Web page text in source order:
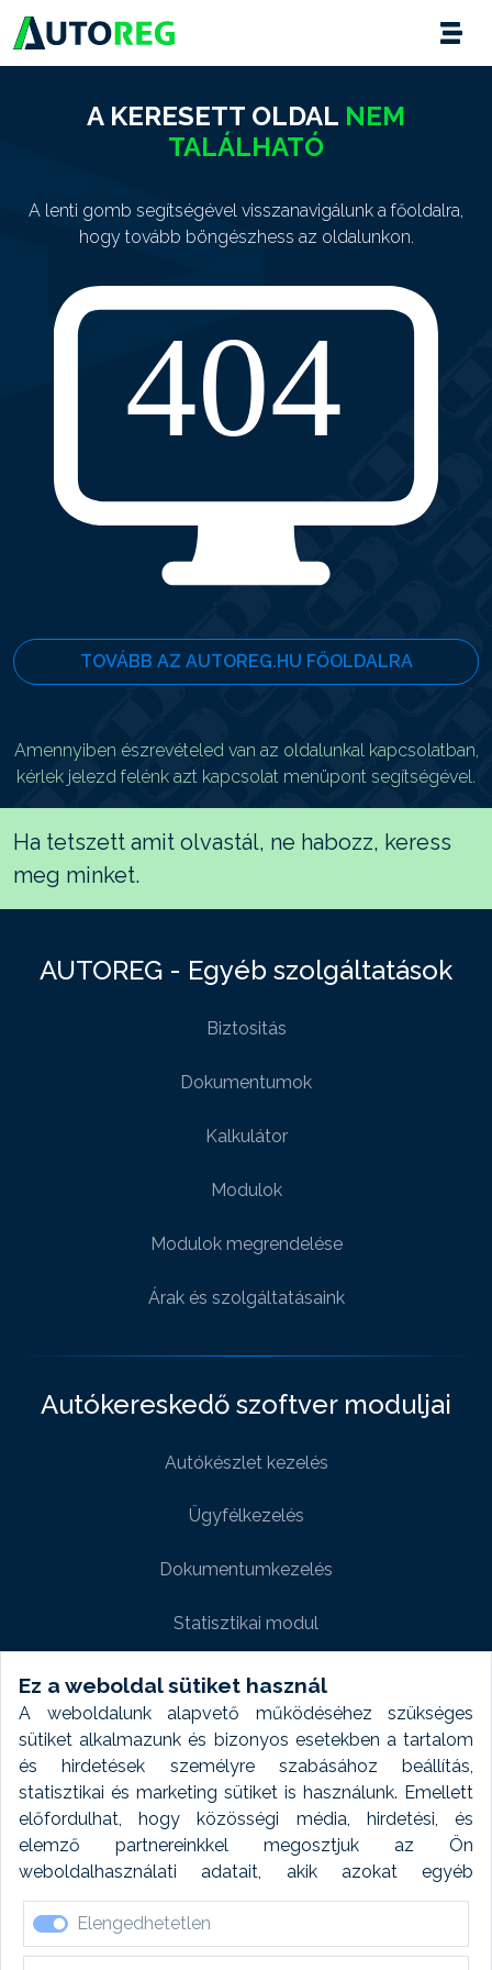
Ez a weboldal sütiket használ
A weboldalunk alapvető működéséhez szükséges
sütiket alkalmazunk és bizonyos esetekben a tartalom
és hirdetések személyre szabásához beállítás,
statisztikai és marketing sütiket is használunk. Emellett
előfordulhat, hogy közösségi média, hirdetési, és
elemző partnereinkkel megosztjuk az Ön
weboldalhasználati adatait, akik azokat egyéb
forrásokból gyűjtött adatokkal kombinálhatják. A sütik
elfogadásával kapcsolatosan naplózást végzünk és
ezen adatokat 6 hónap után automatikusan töröljük. A
Elengedhetetlen
A KERESETT OLDAL NEM
TALÁLHATÓ
A lenti gomb segítségével visszanavigálunk a főoldalra,
hogy tovább böngészhess az oldalunkon.
TOVÁBB AZ AUTOREG.HU FŐOLDALRA
Amennyiben észrevételed van az oldalunkal kapcsolatban,
kérlek jelezd felénk azt kapcsolat menüpont segítségével.
Ha tetszett amit olvastál, ne habozz, keress
meg minket.
AUTOREG - Egyéb szolgáltatások
Biztositás
Dokumentumok
Kalkulátor
Modulok
Modulok megrendelése
Árak és szolgáltatásaink
Autókereskedő szoftver moduljai
Autókészlet kezelés
Ügyfélkezelés
Dokumentumkezelés
Statisztikai modul
Weboldal modul
Fényképtár extra modul
Autómosó modul
Feladatütemezés